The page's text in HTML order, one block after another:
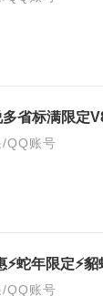
QQ账号
QQ账号